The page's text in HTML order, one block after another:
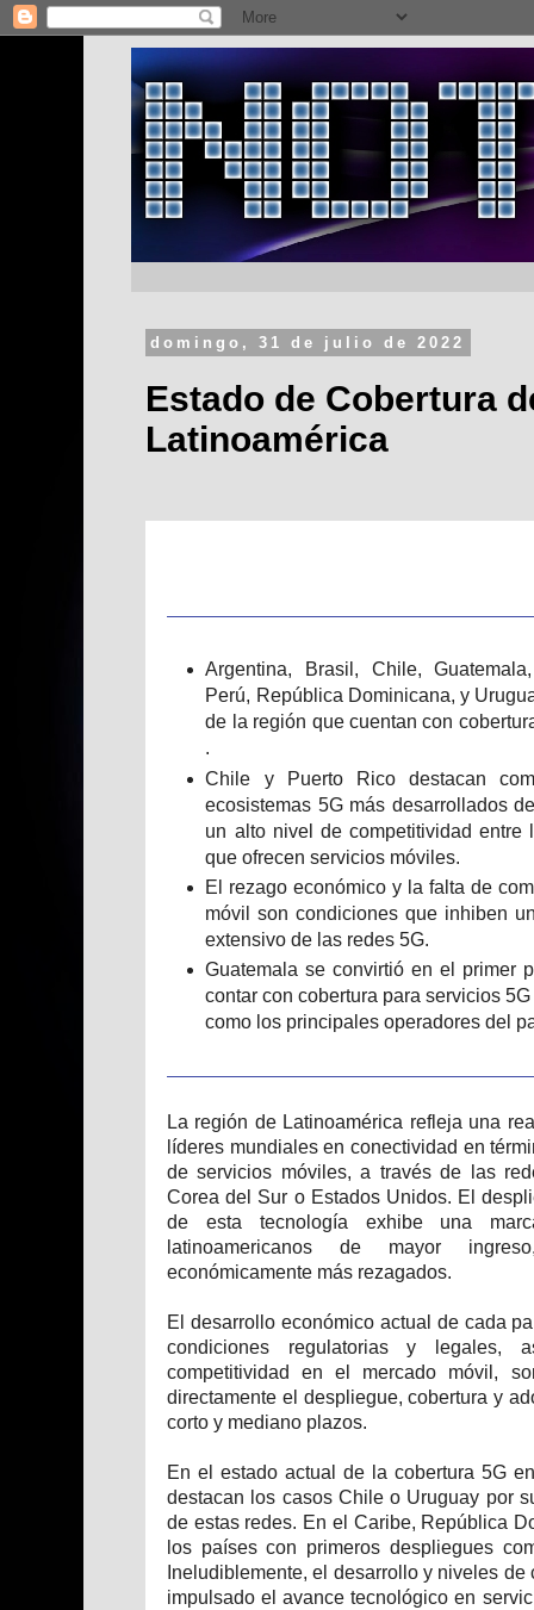
domingo, 31 de julio de 2022
Estado de Cobertura
Latinoamérica
Argentina, Brasil, Chile,
Perú, República Dominicana, y
de la región que cuentan con
.
Chile y Puerto Rico destacan
ecosistemas 5G más desarrollados
un alto nivel de competitividad entre
que ofrecen servicios móviles.
El rezago económico y la falta de
móvil son condiciones que inhiben
extensivo de las redes 5G.
Guatemala se convirtió en el primer
contar con cobertura para servicios
como los principales operadores del
La región de Latinoamérica refleja una
líderes mundiales en conectividad en
de servicios móviles, a través de las
Corea del Sur o Estados Unidos. El
de esta tecnología exhibe una
latinoamericanos de mayor
económicamente más rezagados.
El desarrollo económico actual de cada
condiciones regulatorias y
competitividad en el mercado móvil,
directamente el despliegue, cobertura y
corto y mediano plazos.
En el estado actual de la cobertura 5G
destacan los casos Chile o Uruguay por
de estas redes. En el Caribe, República
los países con primeros despliegues
Ineludiblemente, el desarrollo y niveles
impulsado el avance tecnológico en